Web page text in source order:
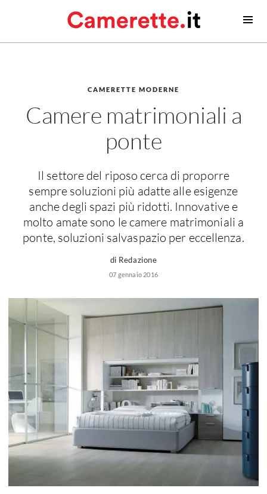
Camerette classiche
Contatti
Lettini prima infanzia
Fasciatoi
Consigli camerette neonato
Camerette bambino
Consigli camerette
Camerette ragazzo
Accessori cameretta
Scrittoi
Camerette bambine
Camerette romantiche
Camerette moda
CAMERETTE MODERNE
Camere matrimoniali a
ponte
Il settore del riposo cerca di proporre
sempre soluzioni più adatte alle esigenze
anche degli spazi più ridotti. Innovative e
molto amate sono le camere matrimoniali a
ponte, soluzioni salvaspazio per eccellenza.
di Redazione
07 gennaio 2016